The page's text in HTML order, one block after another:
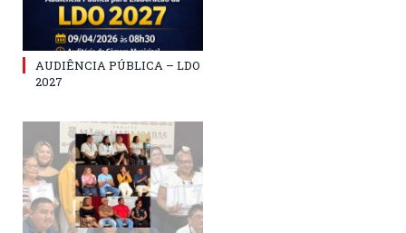
AUDIÊNCIA PÚBLICA – LDO
2027